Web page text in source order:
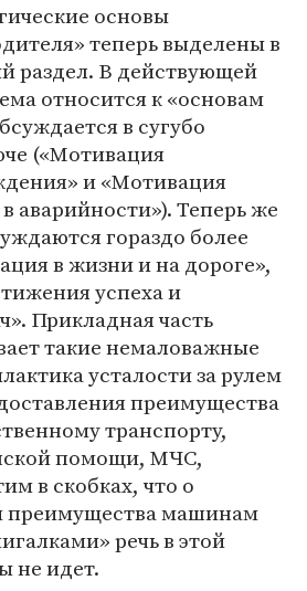
основы
теперь выделены в
раздел. В действующей
относится к «основам
в сугубо
(«Мотивация
и «Мотивация
аварийности»). Теперь же
гораздо более
в жизни и на дороге»,
успеха и
Прикладная часть
такие немаловажные
усталости за рулем
преимущества
транспорту,
помощи, МЧС,
в скобках, что о
преимущества машинам
речь в этой
не идет.